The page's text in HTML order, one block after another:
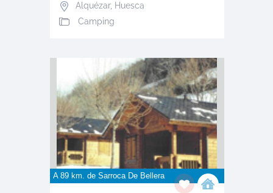
Alquézar, Huesca
Camping
A 89 km. de Sarroca De Bellera